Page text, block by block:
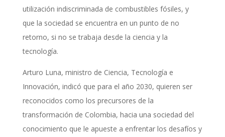
utilización indiscriminada de combustibles fósiles, y
que la sociedad se encuentra en un punto de no
retorno, si no se trabaja desde la ciencia y la
tecnología.
Arturo Luna, ministro de Ciencia, Tecnología e
Innovación, indicó que para el año 2030, quieren ser
reconocidos como los precursores de la
transformación de Colombia, hacia una sociedad del
conocimiento que le apueste a enfrentar los desafíos y